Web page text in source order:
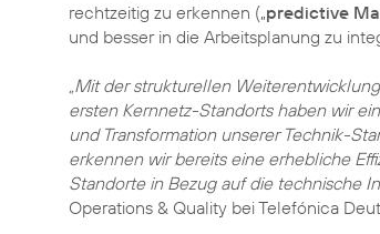
rechtzeitig zu erkennen („predictive
und besser in die Arbeitsplanung zu
„Mit der strukturellen
ersten Kernnetz-Standorts haben wir
und Transformation unserer Technik-
erkennen wir bereits eine erhebliche
Standorte in Bezug auf die technische
Operations & Quality bei Telefónica